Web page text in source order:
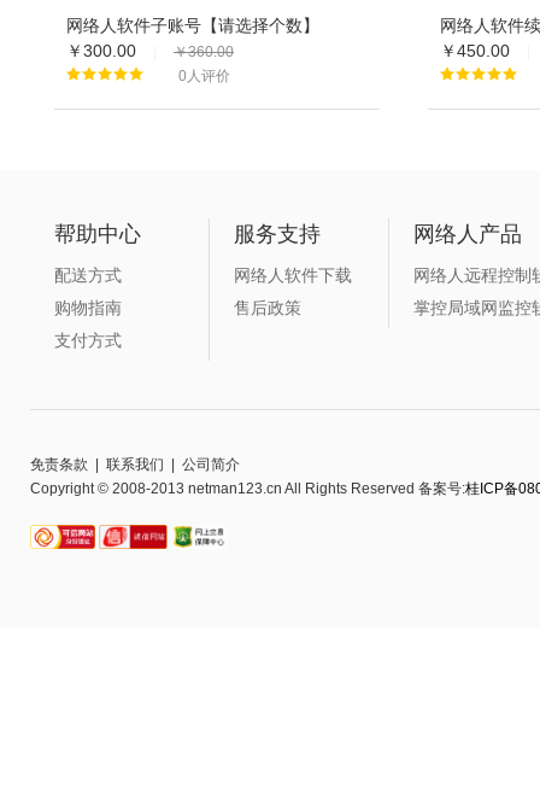
网络人软件子账号【请选择个数】
￥300.00
￥360.00
0人评价
网络人软件
￥450.00
帮助中心
配送方式
购物指南
支付方式
服务支持
网络人软件下载
售后政策
网络人产品
网络人远程控制
掌控局域网监控
免责条款 联系我们
公司简介
Copyright © 2008-2013 netman123.cn All Rights Reserved 备案号:桂ICP备